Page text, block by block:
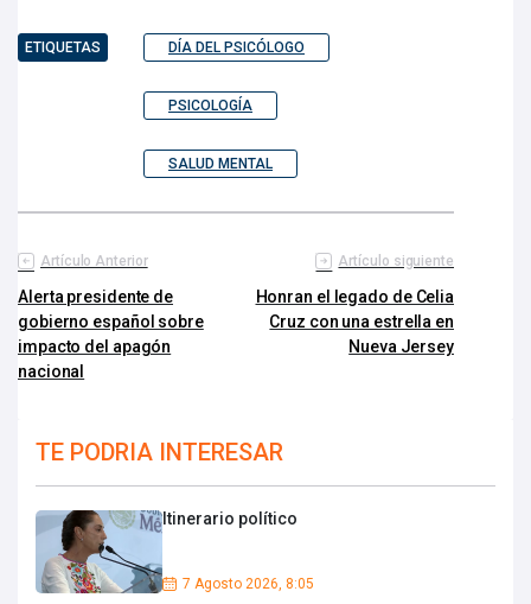
ETIQUETAS DÍA DEL PSICÓLOGO
PSICOLOGÍA
SALUD MENTAL
Artículo Anterior
Alerta presidente de
gobierno español sobre
impacto del apagón
nacional
Artículo siguiente
Honran el legado de Celia
Cruz con una estrella en
Nueva Jersey
TE PODRIA INTERESAR
Itinerario político
7 Agosto 2026, 8:05